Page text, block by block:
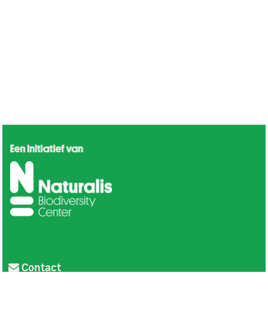
Contact